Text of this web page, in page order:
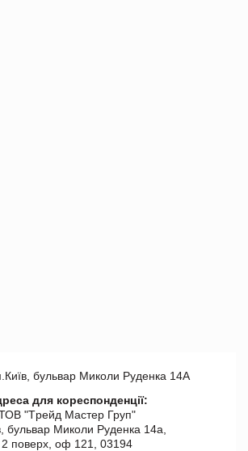
бульвар Миколи Руденка 14А
для кореспонденції:
"Tрейд Мастер Груп"
бульвар Миколи Руденка 14а,
2 поверх, оф 121, 03194